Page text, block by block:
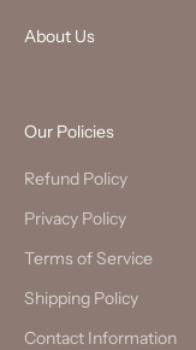
About Us
Our Policies
Refund Policy
Privacy Policy
Terms of Service
Shipping Policy
Contact Information